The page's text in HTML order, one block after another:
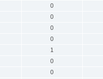
0
0
0
0
1
0
0